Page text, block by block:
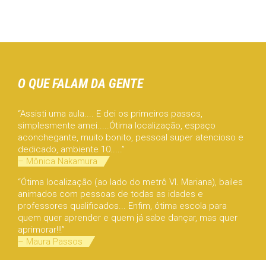
O QUE FALAM DA GENTE
“Assisti uma aula.... E dei os primeiros passos,
simplesmente amei.....Ótima localização, espaço
aconchegante, muito bonito, pessoal super atencioso e
dedicado, ambiente 10.....”
– Mônica Nakamura
“Ótima localização (ao lado do metrô Vl. Mariana), bailes
animados com pessoas de todas as idades e
professores qualificados... Enfim, ótima escola para
quem quer aprender e quem já sabe dançar, mas quer
aprimorar!!!”
– Maura Passos